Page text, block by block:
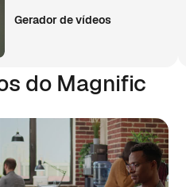
Gerador de vídeos
do Magnific